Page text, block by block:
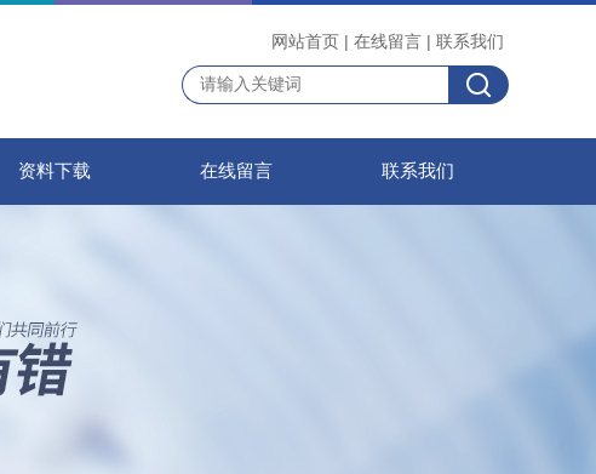
网站首页 | 在线留言 | 联系我们
资料下载 在线留言 联系我们